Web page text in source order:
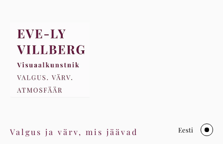
Valgus ja värv, mis jäävad
Eesti